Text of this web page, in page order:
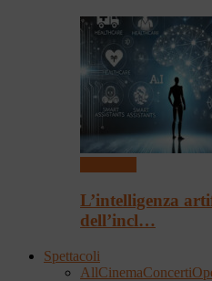
L’intelligenza
dell’incl…
Spettacoli
AllCinemaConcerti